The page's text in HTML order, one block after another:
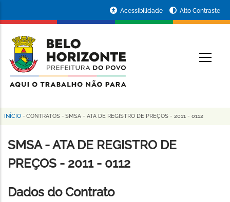
conteúdo
principal
da
Prefeitura
de
Horizonte
Acessibilidade Alto Contraste
Trilha
de
navegação
INÍCIO - CONTRATOS - SMSA - ATA DE REGISTRO DE PREÇOS - 2011 - 0112
SMSA - ATA DE REGISTRO DE
PREÇOS - 2011 - 0112
Dados do Contrato